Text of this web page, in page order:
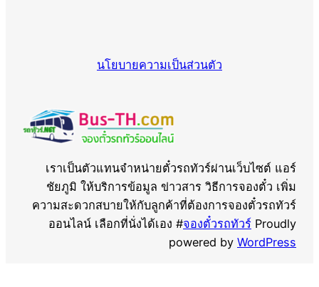
นโยบายความเป็นส่วนตัว
เราเป็นตัวแทนจำหน่ายตั๋วรถทัวร์ผ่านเว็บไซต์ แอร์
ชัยภูมิ ให้บริการข้อมูล ข่าวสาร วิธีการจองตั๋ว เพิ่ม
ความสะดวกสบายให้กับลูกค้าที่ต้องการจองตั๋วรถทัวร์
ออนไลน์ เลือกที่นั่งได้เอง #จองตั๋วรถทัวร์ Proudly
powered by WordPress